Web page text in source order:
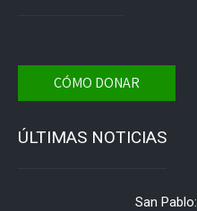
CÓMO DONAR
ÚLTIMAS NOTICIAS
San